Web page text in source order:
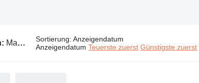
Mantall Baumaschinen Sortierung: Anzeigendatum
Anzeigendatum Teuerste zuerst Günstigste zuerst